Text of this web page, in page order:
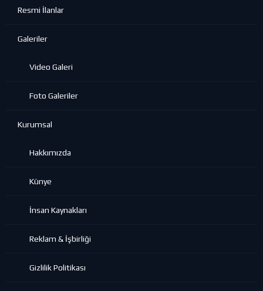
Resmi İlanlar
Galeriler
Video Galeri
Foto Galeriler
Kurumsal
Hakkımızda
Künye
İnsan Kaynakları
Reklam & İşbirliği
Gizlilik Politikası